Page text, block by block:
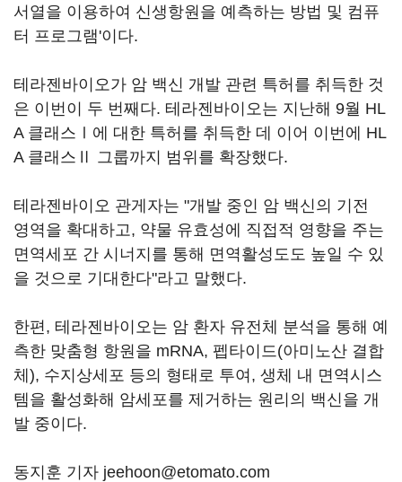
서열을 이용하여 신생항원을 예측하는 방법 및 컴퓨
터 프로그램'이다.
테라젠바이오가 암 백신 개발 관련 특허를 취득한 것
은 이번이 두 번째다. 테라젠바이오는 지난해 9월 HL
A 클래스Ⅰ에 대한 특허를 취득한 데 이어 이번에 HL
A 클래스Ⅱ 그룹까지 범위를 확장했다.
테라젠바이오 관게자는 "개발 중인 암 백신의 기전
영역을 확대하고, 약물 유효성에 직접적 영향을 주는
면역세포 간 시너지를 통해 면역활성도도 높일 수 있
을 것으로 기대한다"라고 말했다.
한편, 테라젠바이오는 암 환자 유전체 분석을 통해 예
측한 맞춤형 항원을 mRNA, 펩타이드(아미노산 결합
체), 수지상세포 등의 형태로 투여, 생체 내 면역시스
템을 활성화해 암세포를 제거하는 원리의 백신을 개
발 중이다.
동지훈 기자 jeehoon@etomato.com